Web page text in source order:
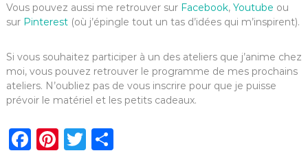
Vous pouvez aussi me retrouver sur Facebook, Youtube ou
sur Pinterest (où j’épingle tout un tas d’idées qui m’inspirent).
Si vous souhaitez participer à un des ateliers que j’anime chez
moi, vous pouvez retrouver le programme de mes prochains
ateliers. N’oubliez pas de vous inscrire pour que je puisse
prévoir le matériel et les petits cadeaux.
F Pi T P